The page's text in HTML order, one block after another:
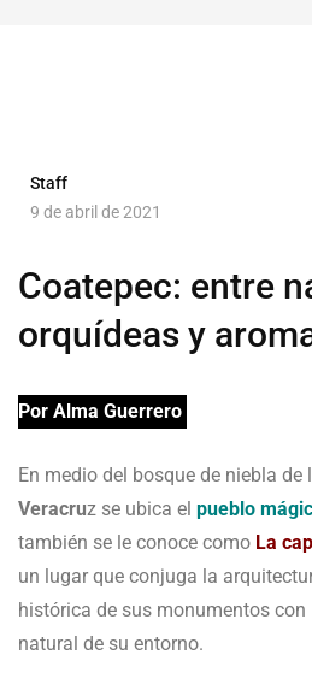
Staff
9 de abril de 2021
Coatepec: entre
orquídeas y
Por Alma Guerrero
En medio del bosque de niebla de
Veracruz se ubica el pueblo
también se le conoce como La
un lugar que conjuga la
histórica de sus monumentos
natural de su entorno.